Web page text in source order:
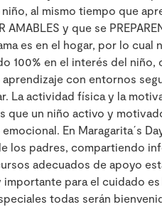
al mismo tiempo que
AMABLES y que se
es en el hogar, por lo cual
100% en el interés del
con entornos
La actividad física y la
que un niño activo y
En Maragarita´s
los padres, compartiendo
adecuados de apoyo
importante para el cuidado
todas serán